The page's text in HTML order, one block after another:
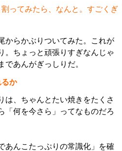
ってみたら、なんと。すごくぎ
からかぶりついてみた。これが
。ちょっと頑張りすぎなんじゃ
であんがぎっしりだ。
か
は、ちゃんとたい焼きをたくさ
「何を今さら」ってなものだろ
あんこたっぷりの常識化」を確